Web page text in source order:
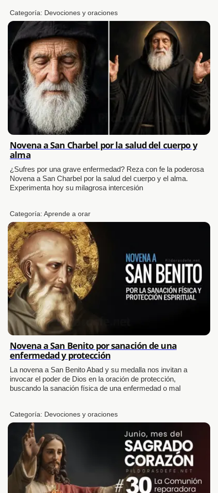
Categoría: Devociones y oraciones
Novena a San Charbel por la salud del cuerpo y
alma
¿Sufres por una grave enfermedad? Reza con fe la poderosa
Novena a San Charbel por la salud del cuerpo y el alma.
Experimenta hoy su milagrosa intercesión
Categoría:Aprende a orar
Novena a San Benito por sanación de una
enfermedad y protección
La novena a San Benito Abad y su medalla nos invitan a
invocar el poder de Dios en la oración de protección,
buscando la sanación física de una enfermedad o mal
Categoría: Devociones y oraciones